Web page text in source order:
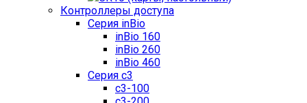
Контроллеры доступа
Серия inBio
inBio 160
inBio 260
inBio 460
Серия c3
c3-100